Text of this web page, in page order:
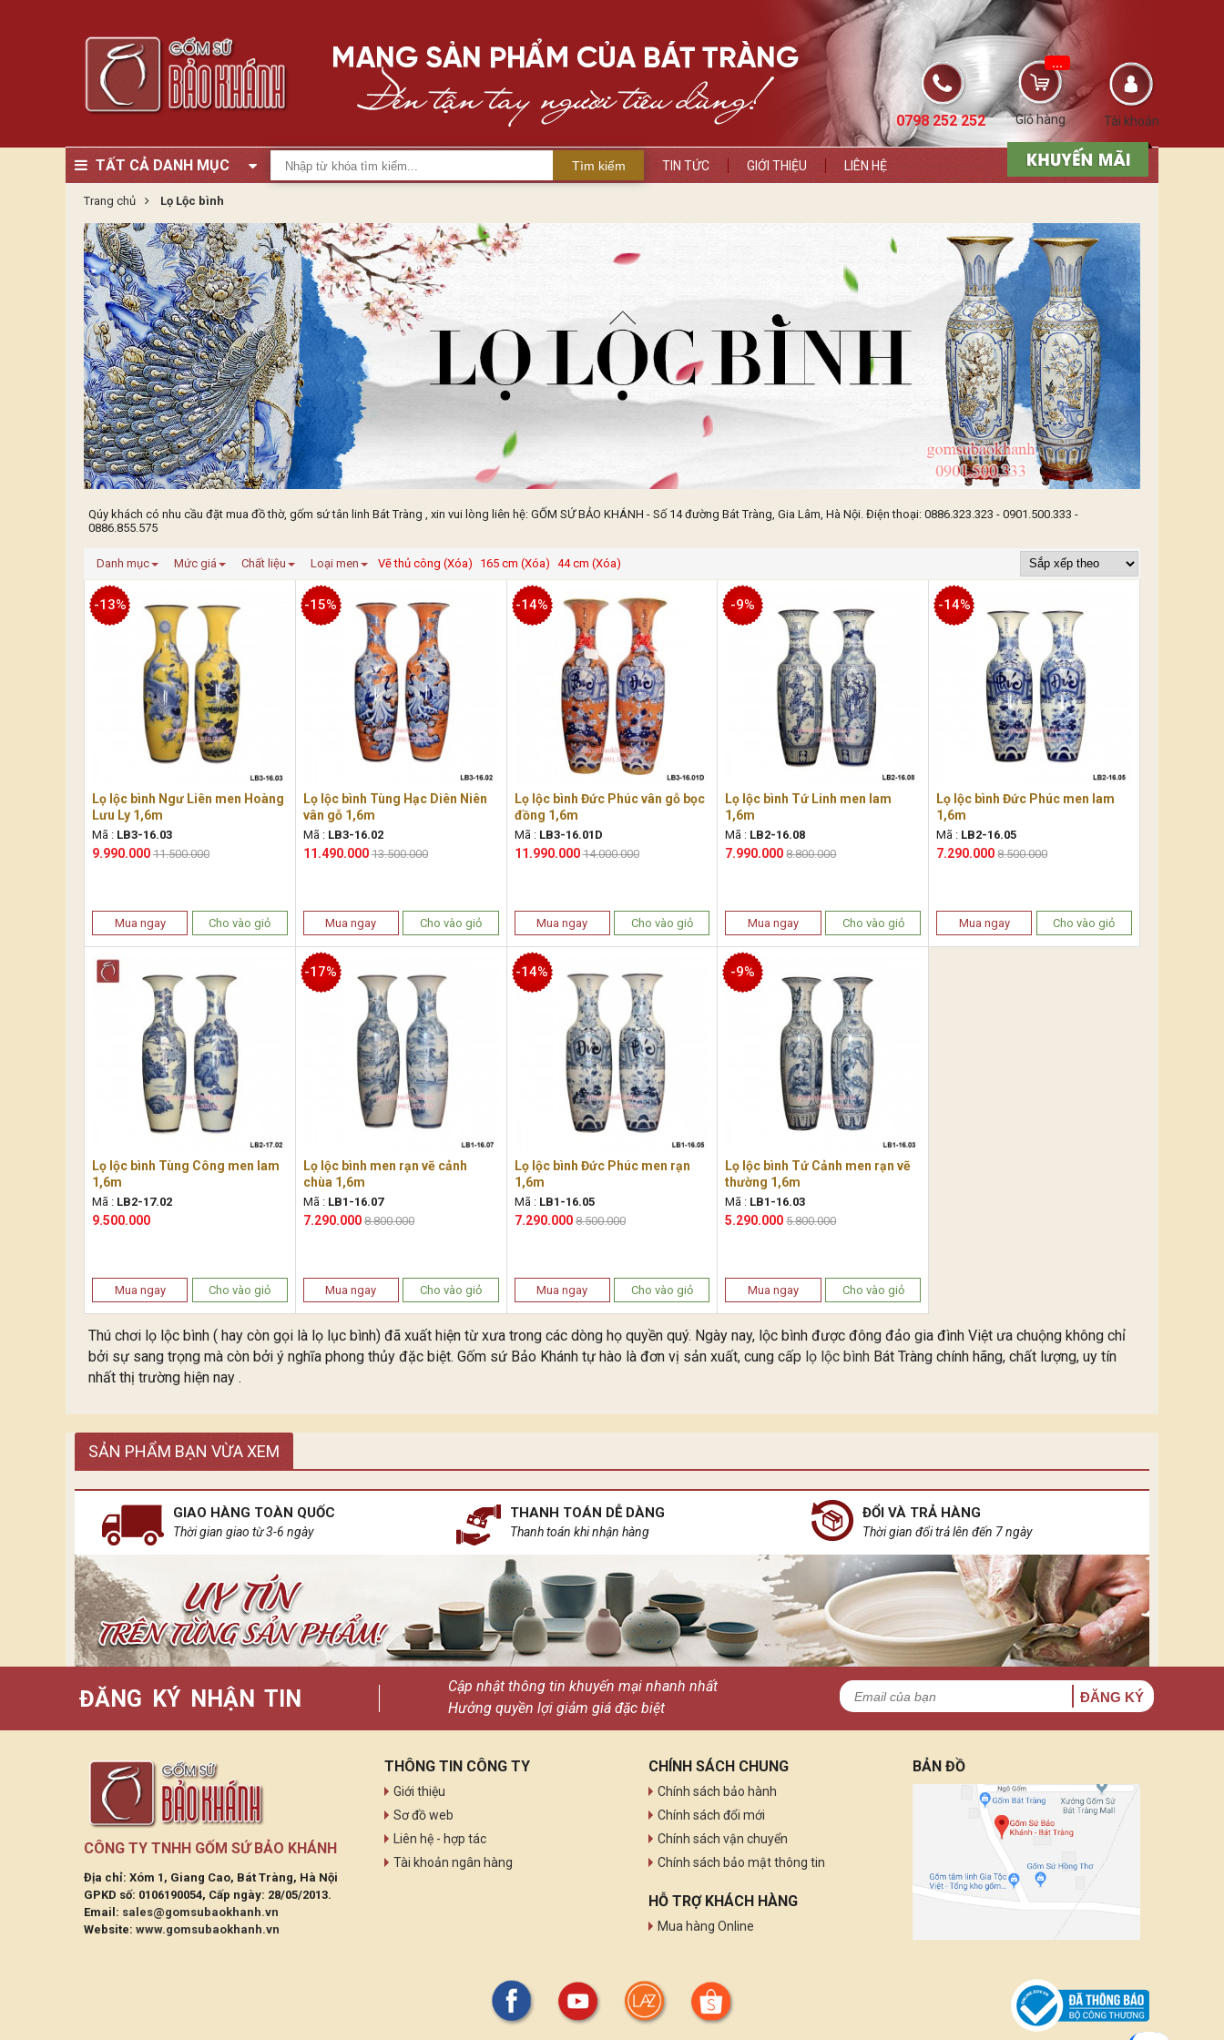
Tài khoản
Giỏ hàng
...
0798 252 252
TẤT CẢ DANH MỤC Tìm kiếm TIN TỨC GIỚI THIỆU LIÊN HỆ
Trang chủ Lọ Lộc bình
Qúy khách có nhu cầu đặt mua đồ thờ, gốm sứ tân linh Bát Tràng , xin vui lòng liên hệ: GỐM SỨ BẢO KHÁNH - Số 14 đường Bát Tràng, Gia Lâm, Hà Nội. Điện thoại: 0886.323.323 - 0901.500.333 -
0886.855.575
Danh mục Mức giá Chất liệu Loại men Vẽ thủ công (Xóa) 165 cm (Xóa) 44 cm (Xóa)
Lọ lộc bình Ngư Liên men Hoàng
Lưu Ly 1,6m
Mã : LB3-16.03
9.990.000
-13%
11.500.000
Mua ngay Cho vào giỏ
Lọ lộc bình Tùng Hạc Diên Niên
vân gỗ 1,6m
Mã : LB3-16.02
11.490.000
-15%
13.500.000
Mua ngay Cho vào giỏ
Lọ lộc bình Đức Phúc vân gỗ bọc
đồng 1,6m
Mã : LB3-16.01D
11.990.000
-14%
14.000.000
Mua ngay Cho vào giỏ
Lọ lộc bình Tứ Linh men lam
1,6m
Mã : LB2-16.08
7.990.000
-9%
8.800.000
Mua ngay Cho vào giỏ
Lọ lộc bình Đức Phúc men lam
1,6m
Mã : LB2-16.05
7.290.000
-14%
8.500.000
Mua ngay Cho vào giỏ
Lọ lộc bình Tùng Công men lam
1,6m
Mã : LB2-17.02
9.500.000
Mua ngay Cho vào giỏ
Lọ lộc bình men rạn vẽ cảnh
chùa 1,6m
Mã : LB1-16.07
7.290.000
-17%
8.800.000
Mua ngay Cho vào giỏ
Lọ lộc bình Đức Phúc men rạn
1,6m
Mã : LB1-16.05
7.290.000
-14%
8.500.000
Mua ngay Cho vào giỏ
Lọ lộc bình Tứ Cảnh men rạn vẽ
thường 1,6m
Mã : LB1-16.03
5.290.000
-9%
5.800.000
Mua ngay Cho vào giỏ
Thú chơi lọ lộc bình ( hay còn gọi là lọ lục bình) đã xuất hiện từ xưa trong các dòng họ quyền quý. Ngày nay, lộc bình được đông đảo gia đình Việt ưa chuộng không chỉ
bởi sự sang trọng mà còn bởi ý nghĩa phong thủy đặc biệt. Gốm sứ Bảo Khánh tự hào là đơn vị sản xuất, cung cấp lọ lộc bình Bát Tràng chính hãng, chất lượng, uy tín
nhất thị trường hiện nay .
SẢN PHẨM BẠN VỪA XEM
GIAO HÀNG TOÀN QUỐC
Thời gian giao từ 3-6 ngày
THANH TOÁN DỄ DÀNG
Thanh toán khi nhận hàng
ĐỔI VÀ TRẢ HÀNG
Thời gian đổi trả lên đến 7 ngày
ĐĂNG KÝ NHẬN TIN
Cập nhật thông tin khuyến mại nhanh nhất
Hưởng quyền lợi giảm giá đặc biệt
ĐĂNG KÝ
CÔNG TY TNHH GỐM SỨ BẢO KHÁNH
Địa chỉ: Xóm 1, Giang Cao, Bát Tràng, Hà Nội
GPKD số: 0106190054, Cấp ngày: 28/05/2013.
Email: sales@gomsubaokhanh.vn
Website: www.gomsubaokhanh.vn
THÔNG TIN CÔNG TY
Giới thiệu
Sơ đồ web
Liên hệ - hợp tác
Tài khoản ngân hàng
CHÍNH SÁCH CHUNG
Chính sách bảo hành
Chính sách đổi mới
Chính sách vận chuyển
Chính sách bảo mật thông tin
HỖ TRỢ KHÁCH HÀNG
Mua hàng Online
BẢN ĐỒ